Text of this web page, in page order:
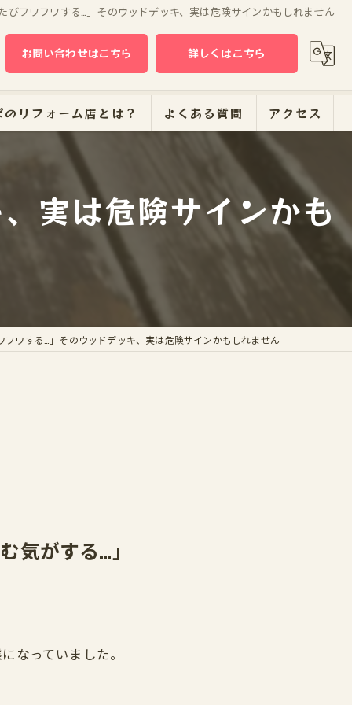
びフワフワする…」そのウッドデッキ、実は危険サインかもしれません
お問い合わせはこちら 詳しくはこちら
リフォーム店とは？ よくある質問 アクセス
実は危険サインかも
フワする…」そのウッドデッキ、実は危険サインかもしれません
気がする…」
なっていました。